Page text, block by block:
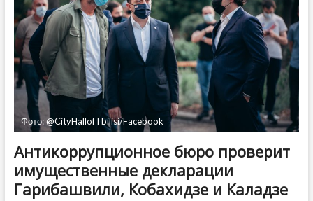
Фото: @CityHallofTbilisi/Facebook
Антикоррупционное бюро проверит
имущественные декларации
Гарибашвили, Кобахидзе и Каладзе